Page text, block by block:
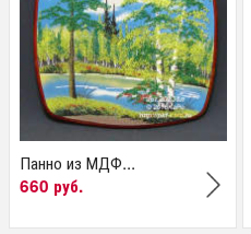
Панно из МДФ...
660 руб.